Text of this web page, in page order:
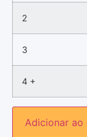
2
3
4 +
Adicionar ao